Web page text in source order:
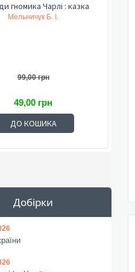
гномика Чарлі : казка
Мельничук Б. І.
99,00 грн
49,00 грн
ДО КОШИКА
Добірки